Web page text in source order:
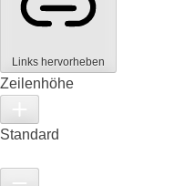
Links hervorheben
Zeilenhöhe
Standard